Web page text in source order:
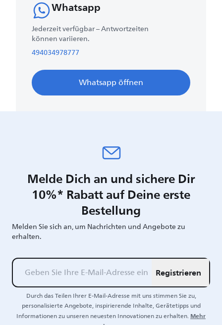
Whatsapp
Jederzeit verfügbar – Antwortzeiten
können variieren.
494034978777
Whatsapp öffnen
Melde Dich an und sichere Dir
10%* Rabatt auf Deine erste
Bestellung
Melden Sie sich an, um Nachrichten und Angebote zu
erhalten.
Registrieren
Durch das Teilen Ihrer E-Mail-Adresse mit uns stimmen Sie zu,
personalisierte Angebote, inspirierende Inhalte, Gerätetipps und
Informationen zu unseren neuesten Innovationen zu erhalten.Mehr